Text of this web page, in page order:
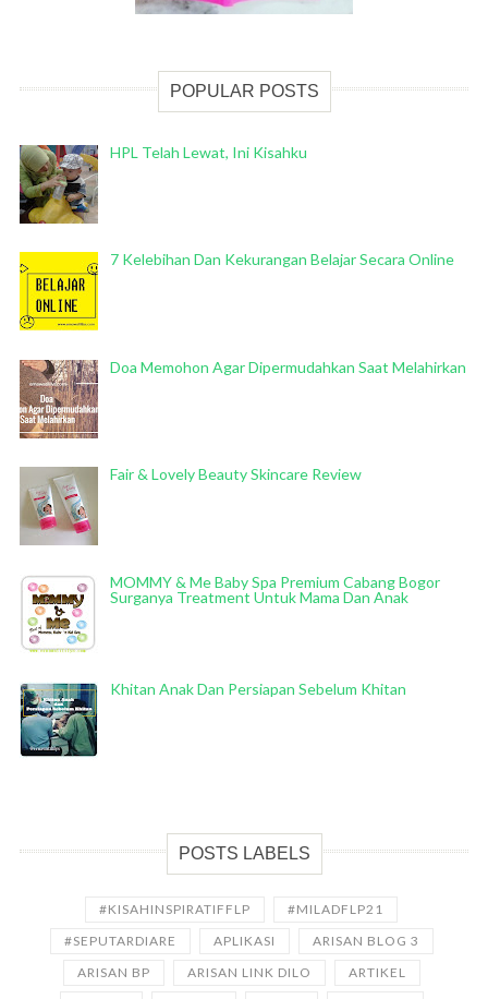
POPULAR POSTS
HPL Telah Lewat, Ini Kisahku
7 Kelebihan Dan Kekurangan Belajar Secara Online
Doa Memohon Agar Dipermudahkan Saat Melahirkan
Fair & Lovely Beauty Skincare Review
MOMMY & Me Baby Spa Premium Cabang Bogor
Surganya Treatment Untuk Mama Dan Anak
Khitan Anak Dan Persiapan Sebelum Khitan
POSTS LABELS
#KISAHINSPIRATIFFLP
#MILADFLP21
#SEPUTARDIARE
APLIKASI
ARISAN BLOG 3
ARISAN BP
ARISAN LINK DILO
ARTIKEL